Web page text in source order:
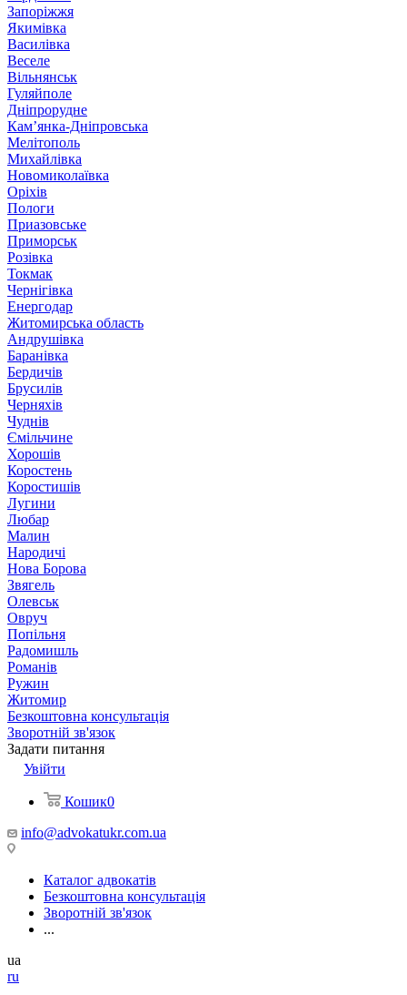
Запоріжжя
Якимівка
Василівка
Веселе
Вільнянськ
Гуляйполе
Дніпрорудне
Кам’янка-Дніпровська
Мелітополь
Михайлівка
Новомиколаївка
Оріхів
Пологи
Приазовське
Приморськ
Розівка
Токмак
Чернігівка
Енергодар
Житомирська область
Андрушівка
Баранівка
Бердичів
Брусилів
Черняхів
Чуднів
Ємільчине
Хорошів
Коростень
Коростишів
Лугини
Любар
Малин
Народичі
Нова Борова
Звягель
Олевськ
Овруч
Попільня
Радомишль
Романів
Ружин
Житомир
Безкоштовна консультація
Зворотній зв'язок
Задати питання
Увійти
Кошик0
info@advokatukr.com.ua
Каталог адвокатів
Безкоштовна консультація
Зворотній зв'язок
...
ua
ru